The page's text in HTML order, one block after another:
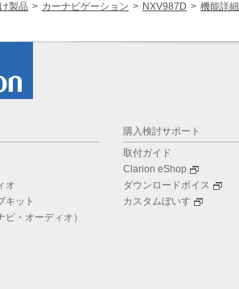
製品 カーナビゲーション NXV987D 機能詳細
オ
キット
・オーディオ）
購入検討サポート
取付ガイド
Clarion eShop
ダウンロードボイス
カスタムぼいす